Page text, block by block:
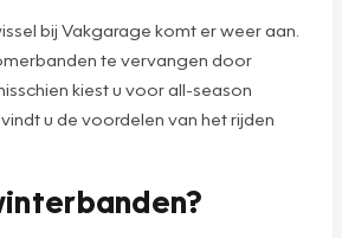
bij Vakgarage komt er weer aan.
te vervangen door
kiest u voor all-season
u de voordelen van het rijden